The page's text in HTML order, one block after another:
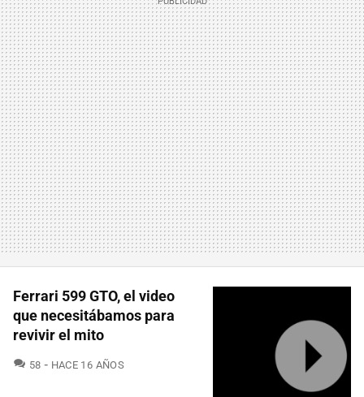
Ferrari 599 GTO, el video
que necesitábamos para
revivir el mito
58 COMENTARIOS
HACE 16 AÑOS